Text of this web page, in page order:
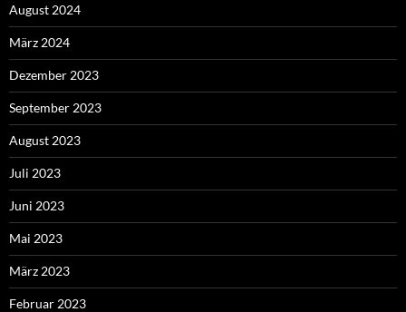
August 2024
März 2024
Dezember 2023
September 2023
August 2023
Juli 2023
Juni 2023
Mai 2023
März 2023
Februar 2023